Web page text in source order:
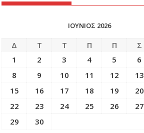
ΙΟΥΝΙΟΣ 2026
Δ Τ Τ Π Π Σ
1
2 3 4 5 6
8
9 10 11 12 13
15
16 17 18 19 20
22
23 24 25 26 27
29
30